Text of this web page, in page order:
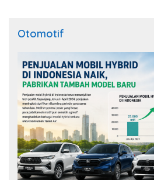
Otomotif